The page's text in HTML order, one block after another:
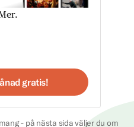
gratis!
- på nästa sida väljer du om